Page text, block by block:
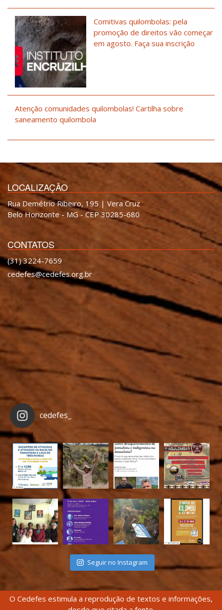
Comitivas quilombolas: pela
promoção de direitos vão começar
em agosto. Faça sua inscrição
Atenção comunidades quilombolas! Cartilha sobre
saneamento quilombola
LOCALIZAÇÃO
Rua Demétrio Ribeiro, 195 | Vera Cruz
Belo Horizonte - MG - CEP 30285-680
CONTATOS
(31) 3224-7659
cedefes@cedefes.org.br
cedefes_
Seguir no Instagram
O Cedefes estimula a reprodução de textos e informações,